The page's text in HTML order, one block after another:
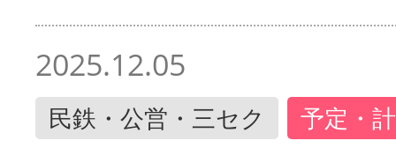
2025.12.05
民鉄・公営・三セク 予定・